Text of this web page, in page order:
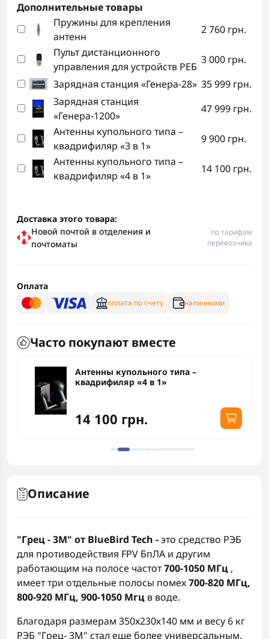
Дополнительные товары
Пружины для крепления
антенн
2 760 грн.
Пульт дистанционного
управления для устройств РЕБ
3 000 грн.
Зарядная станция «Генера-28» 35 999 грн.
Зарядная станция
«Генера-1200»
47 999 грн.
Антенны купольного типа –
квадрифиляр «3 в 1»
9 900 грн.
Антенны купольного типа –
квадрифиляр «4 в 1»
14 100 грн.
Доставка этого товара:
Новой почтой в отделения и
почтоматы
по тарифам
перевозчика
Оплата
оплата по счету наличными
Часто покупают вместе
Антенны купольного типа –
квадрифиляр «4 в 1»
14 100 грн.
Описание
"Грец - 3М" от BlueBird Tech -это средство РЭБ
для противодействия FPV БпЛА и другим
работающим на полосе частот700-1050 МГц ,
имеет три отдельные полосы помех700-820 МГц,
800-920 МГц, 900-1050 Мгц в воде.
Благодаря размерам 350х230х140 мм и весу 6 кг
РЭБ "Грец- 3М" стал еще более универсальным.